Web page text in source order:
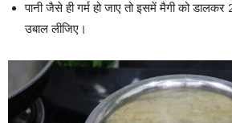
पानी जैसे ही गर्म हो जाए तो इसमें मैगी को
उबाल लीजिए।